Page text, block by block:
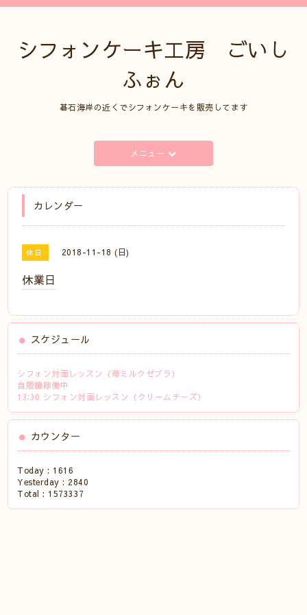
シフォンケーキ工房 ごいし
ふぉん
碁石海岸の近くでシフォンケーキを販売してます
メニュー
カレンダー
休日 2018-11-18 (日)
休業日
スケジュール
シフォン対面レッスン（苺ミルクゼブラ）
自販機稼働中
13:30 シフォン対面レッスン（クリームチーズ）
カウンター
Today : 1616
Yesterday : 2840
Total : 1573337